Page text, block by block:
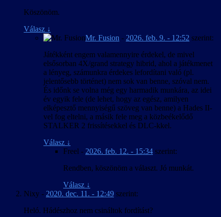
Köszönöm.
Válasz ↓
Mr. Fusion - 2026. feb. 9. - 12:52 szerint:
Játékként engem valamennyire érdekel, de mivel
elsősorban 4X/grand strategy hibrid, ahol a játékmenet
a lényeg, számunkra érdekes lefordítani való (pl.
jelentősebb történet) nem sok van benne, szóval nem.
És időnk se volna még egy harmadik munkára, az idei
év egyik fele (de lehet, hogy az egész, amilyen
elképesztő mennyiségű szöveg van benne) a Hades II-
vel fog eltelni, a másik fele meg a közbeékelődő
STALKER 2 frissítésekkel és DLC-kkel.
Válasz ↓
Freel - 2026. feb. 12. - 15:34 szerint:
Rendben, köszönöm a választ. Jó munkát.
Válasz ↓
Nixy - 2020. dec. 11. - 12:49 szerint:
Heló. Hádészhoz nem csináltok fordítást?